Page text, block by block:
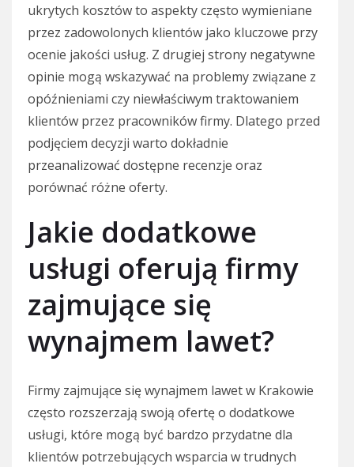
ukrytych kosztów to aspekty często wymieniane
przez zadowolonych klientów jako kluczowe przy
ocenie jakości usług. Z drugiej strony negatywne
opinie mogą wskazywać na problemy związane z
opóźnieniami czy niewłaściwym traktowaniem
klientów przez pracowników firmy. Dlatego przed
podjęciem decyzji warto dokładnie
przeanalizować dostępne recenzje oraz
porównać różne oferty.
Jakie dodatkowe
usługi oferują firmy
zajmujące się
wynajmem lawet?
Firmy zajmujące się wynajmem lawet w Krakowie
często rozszerzają swoją ofertę o dodatkowe
usługi, które mogą być bardzo przydatne dla
klientów potrzebujących wsparcia w trudnych